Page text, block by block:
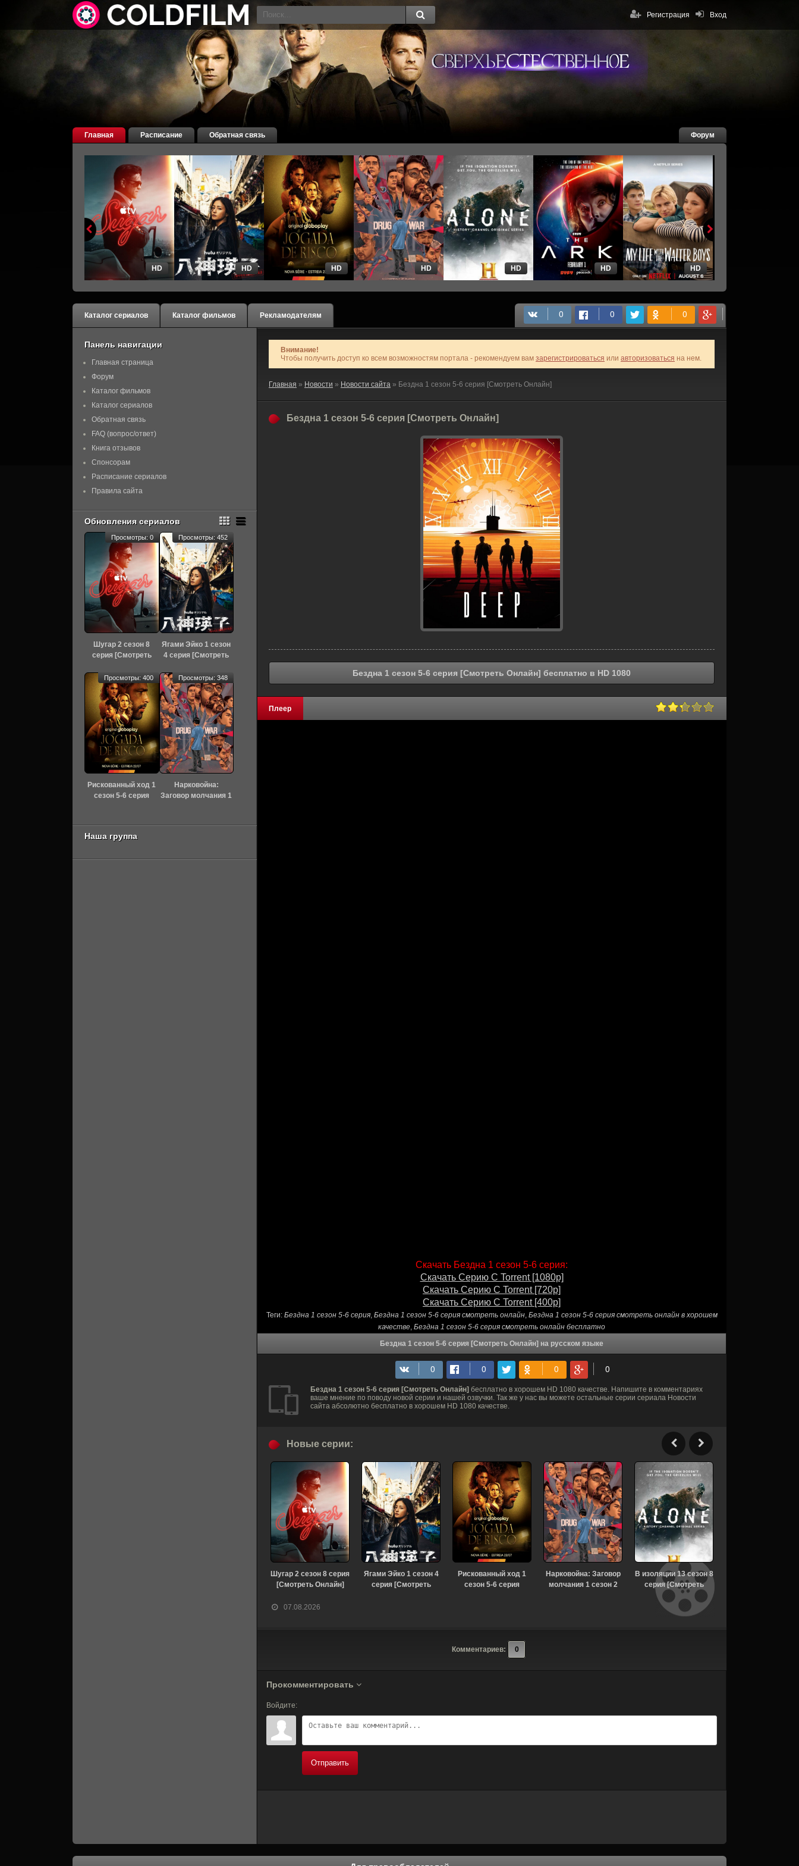
Вход
Регистрация
Главная Расписание Обратная связь Форум
HD HD HD HD HD HD HD
Каталог сериалов Каталог фильмов Рекламодателям
Внимание!
Чтобы получить доступ ко всем возможностям портала - рекомендуем вам зарегистрироваться или авторизоваться на нем.
Главная » Новости » Новости сайта » Бездна 1 сезон 5-6 серия [Смотреть Онлайн]
Бездна 1 сезон 5-6 серия [Смотреть Онлайн]
Бездна 1 сезон 5-6 серия [Смотреть Онлайн] бесплатно в HD 1080
Плеер
Скачать Бездна 1 сезон 5-6 серия:
Скачать Серию С Torrent [1080p]
Скачать Серию С Torrent [720p]
Скачать Серию С Torrent [400p]
Теги: Бездна 1 сезон 5-6 серия, Бездна 1 сезон 5-6 серия смотреть онлайн, Бездна 1 сезон 5-6 серия смотреть онлайн в хорошем
качестве Бездна 1 сезон 5-6 серия смотреть онлайн бесплатно
Бездна 1 сезон 5-6 серия [Смотреть Онлайн] на русском языке
Бездна 1 сезон 5-6 серия [Смотреть Онлайн] бесплатно в хорошем HD 1080 качестве. Напишите в комментариях
ваше мнение по поводу новой серии и нашей озвучки. Так же у нас вы можете остальные серии сериала Новости
сайта абсолютно бесплатно в хорошем HD 1080 качестве.
07.08.2026
Новые серии:
Шугар 2 сезон 8 серия
[Смотреть Онлайн]
Ягами Эйко 1 сезон 4
серия [Смотреть
Рискованный ход 1
сезон 5-6 серия
Нарковойна: Заговор
молчания 1 сезон 2
В изоляции 13 сезон 8
серия [Смотреть
Онлайн]
Комментариев: 0
Прокомментировать
Войдите:
Отправить
Панель навигации
Главная страница
Форум
Каталог фильмов
Каталог сериалов
Обратная связь
FAQ (вопрос/ответ)
Книга отзывов
Спонсорам
Расписание сериалов
Правила сайта
Обновления сериалов
Шугар 2 сезон 8
серия [Смотреть
Просмотры: 0
Ягами Эйко 1 сезон
4 серия [Смотреть
Просмотры: 452
Рискованный ход 1
сезон 5-6 серия
Просмотры: 400
Нарковойна:
Заговор молчания 1
Просмотры: 348
Наша группа